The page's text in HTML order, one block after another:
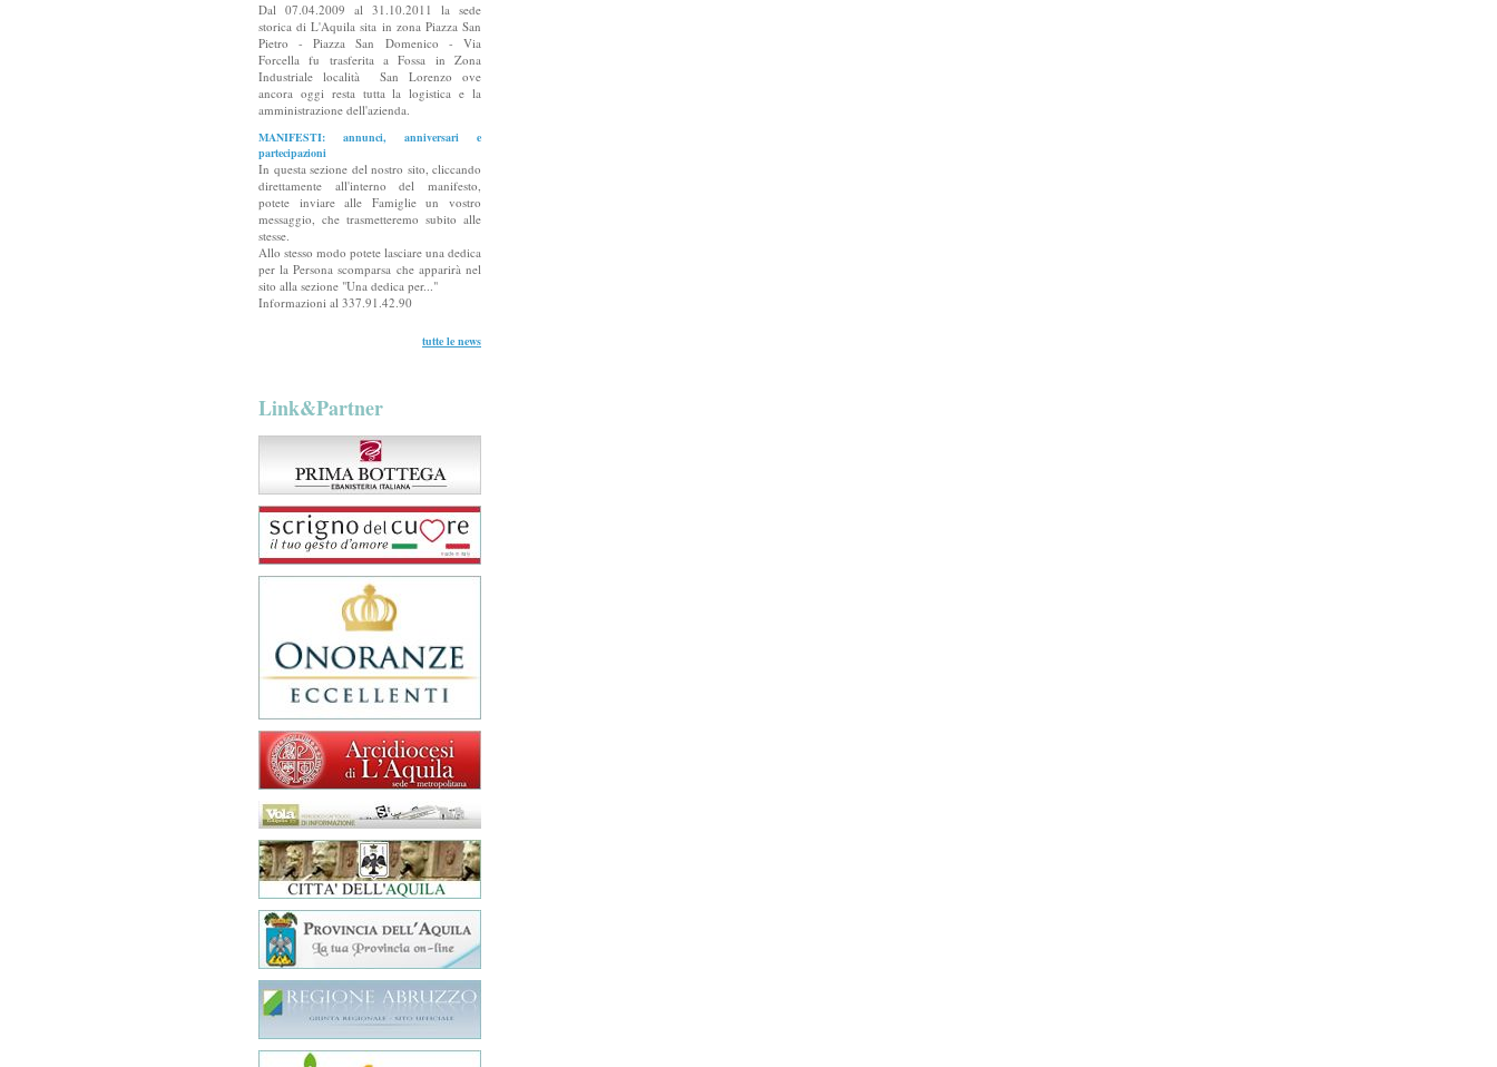
Dal 07.04.2009 al 31.10.2011 la sede
storica di L'Aquila sita in zona Piazza San
Pietro - Piazza San Domenico - Via
Forcella fu trasferita a Fossa in Zona
Industriale località San Lorenzo ove
ancora oggi resta tutta la logistica e la
amministrazione dell'azienda.
MANIFESTI: annunci, anniversari e
partecipazioni
In questa sezione del nostro sito, cliccando
direttamente all'interno del manifesto,
potete inviare alle Famiglie un vostro
messaggio, che trasmetteremo subito alle
stesse.
Allo stesso modo potete lasciare una dedica
per la Persona scomparsa che apparirà nel
sito alla sezione "Una dedica per..."
Informazioni al 337.91.42.90
tutte le news
Link&Partner